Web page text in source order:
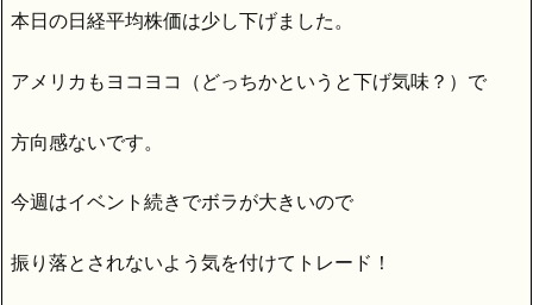
本日の日経平均株価は少し下げました。
アメリカもヨコヨコ（どっちかというと下げ気味？）で
方向感ないです。
今週はイベント続きでボラが大きいので
振り落とされないよう気を付けてトレード！